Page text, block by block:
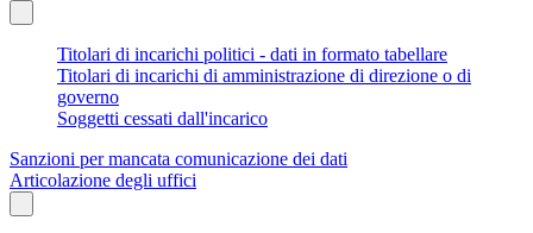
Titolari di incarichi politici - dati in formato tabellare
Titolari di incarichi di amministrazione di direzione o di
governo
Soggetti cessati dall'incarico
Sanzioni per mancata comunicazione dei dati
Articolazione degli uffici